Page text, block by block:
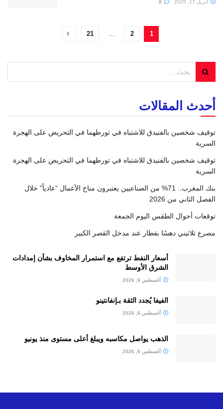
أبريل 17, 2025
1
2
…
21
أحدث المقالات
توقيف شخصين بالفنيدق للاشتباه في تورطهما في التحريض على الهجرة
السرية
توقيف شخصين بالفنيدق للاشتباه في تورطهما في التحريض على الهجرة
السرية
بنك المغرب.. 71% من الصناعيين يعتبرون مناخ الأعمال “عادياً” خلال
الفصل الثاني من 2026
توقعات أحوال الطقس اليوم الجمعة
مصرع ثلاثيني دهسًا بقطار عند مدخل القصر الكبير
أسعار النفط ترتفع مع استمرار المخاوف بشأن إمدادات
الشرق الأوسط
أغسطس 6, 2026
الفيفا يُجدد الثقة بـإنفانتينو
أغسطس 6, 2026
الذهب يواصل مكاسبه ويبلغ أعلى مستوى منذ يونيو
أغسطس 6, 2026